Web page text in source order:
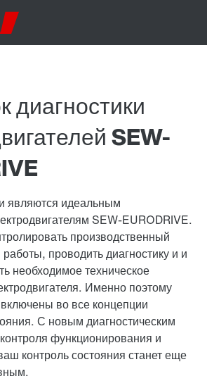
диагностики
SEW-
являются идеальным
SEW-EURODRIVE.
производственный
проводить диагностику и и
необходимое техническое
Именно поэтому
во все концепции
С новым диагностическим
функционирования и
контроль состояния станет еще